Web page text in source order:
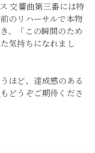
交響曲第三番には特
のリハーサルで本物
、「この瞬間のため
気持ちになれまし
ほど、達成感のある
もどうぞご期待くださ